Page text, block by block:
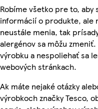
Robíme všetko pre to,
informácií o produkte, ale
neustále menia, tak
alergénov sa môžu
výrobku a nespoliehať sa
webových stránkach.
Ak máte nejaké otázky
výrobkoch značky Tesco,